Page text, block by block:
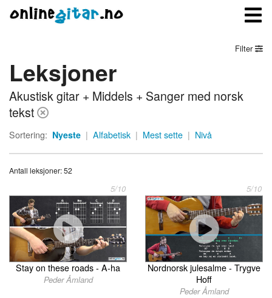
Meny
Logg inn
Bli medlem
Filter
Leksjoner
Akustisk gitar + Middels + Sanger med norsk
tekst
Sortering: Nyeste | Alfabetisk | Mest sette | Nivå
Antall leksjoner: 52
5/10
Stay on these roads - A-ha
Peder Åmland
5/10
Nordnorsk julesalme - Trygve
Hoff
Peder Åmland